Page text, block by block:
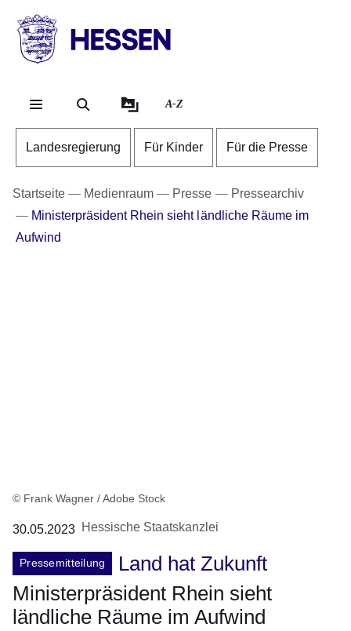
HESSEN
Landesregierung
A-Z
Landesregierung Für Kinder Für die Presse
Startseite Medienraum Presse
Pressearchiv
Ministerpräsident Rhein sieht ländliche Räume im
Aufwind
© Frank Wagner / Adobe Stock
30.05.2023 Hessische Staatskanzlei
Pressemitteilung
Land hat Zukunft
Ministerpräsident Rhein sieht
ländliche Räume im Aufwind